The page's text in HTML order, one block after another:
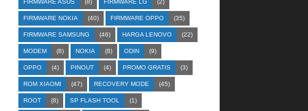
FIRMWARE ASUS (8) FIRMWARE LG (2)
FIRMWARE NOKIA (40) FIRMWARE OPPO (35)
FIRMWARE SAMSUNG (46) HARGA LENOVO (22)
MODEM (8) NOKIA (8) ODIN (9)
OPPO (4) PINOUT (4) PROMO GRATIS (3)
ROM XIAOMI (47) RECOVERY MODE (45)
ROOT (8) SP FLASH TOOL (1)